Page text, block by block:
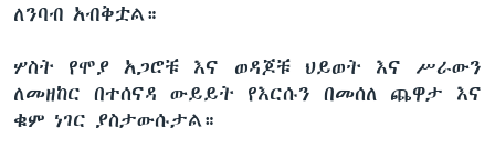
ለንባብ አብቅቷል።
ሦስት የሞያ አጋሮቹ እና ወዳጆቹ ህይወት እና ሥራውን
ለመዘከር በተሰናዳ ውይይት የእርሱን በመሰለ ጨዋታ እና
ቁም ነገር ያስታውሱታል።